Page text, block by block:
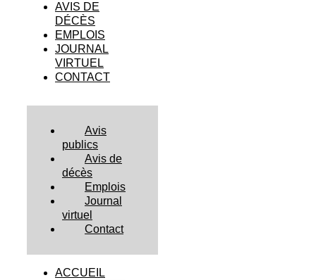
AVIS DE
DÉCÈS
EMPLOIS
JOURNAL
VIRTUEL
CONTACT
Avis
publics
Avis de
décès
Emplois
Journal
virtuel
Contact
ACCUEIL